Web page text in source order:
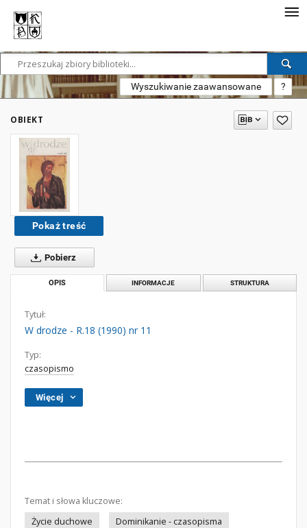
Wyszukiwanie zaawansowane ?
OBIEKT
Pokaż treść
Pobierz
OPIS INFORMACJE STRUKTURA
Tytuł:
W drodze - R.18 (1990) nr 11
Typ:
czasopismo
Więcej
Temat i słowa kluczowe:
Życie duchowe
Dominikanie - czasopisma